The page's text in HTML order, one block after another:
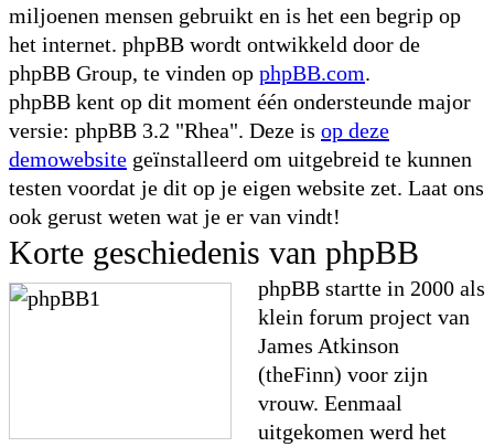
miljoenen mensen gebruikt en is het een begrip op
het internet. phpBB wordt ontwikkeld door de
phpBB Group, te vinden op phpBB.com.
phpBB kent op dit moment één ondersteunde major
versie: phpBB 3.2 "Rhea". Deze is op deze
demowebsite geïnstalleerd om uitgebreid te kunnen
testen voordat je dit op je eigen website zet. Laat ons
ook gerust weten wat je er van vindt!
Korte geschiedenis van phpBB
phpBB startte in 2000 als
klein forum project van
James Atkinson
(theFinn) voor zijn
vrouw. Eenmaal
uitgekomen werd het